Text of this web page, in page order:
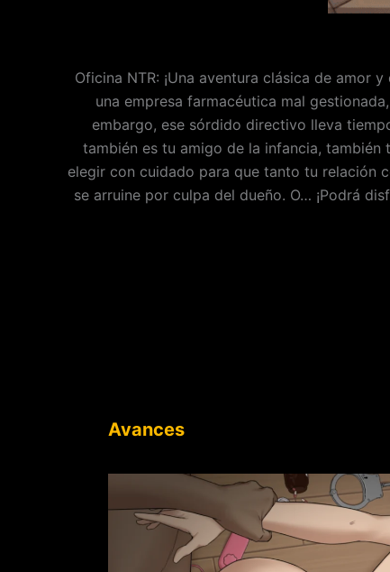
Oficina NTR: ¡Una aventura clásica de amor
una empresa farmacéutica mal
embargo, ese sórdido directivo lleva
también es tu amigo de la infancia, también
elegir con cuidado para que tanto tu relación
se arruine por culpa del dueño. O… ¡Podrá
Avances